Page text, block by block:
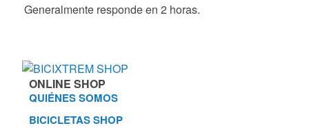
Generalmente responde en 2 horas.
ONLINE SHOP
QUIÉNES SOMOS
BICICLETAS SHOP